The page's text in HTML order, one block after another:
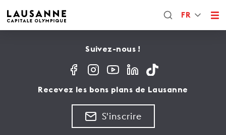
FR
Suivez-nous !
Recevez les bons plans de Lausanne
S'inscrire